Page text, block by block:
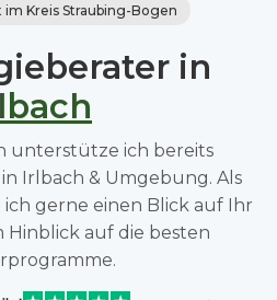
Kreis Straubing-Bogen
in
unterstütze ich bereits
Irlbach & Umgebung. Als
gerne einen Blick auf Ihr
Hinblick auf die besten